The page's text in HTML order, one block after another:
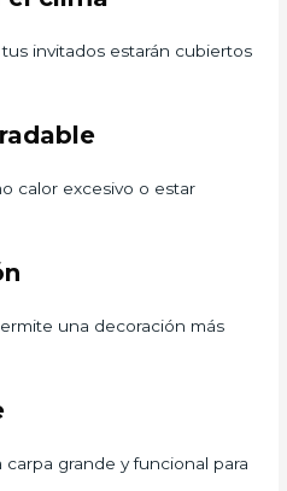
invitados estarán cubiertos
calor excesivo o estar
una decoración más
grande y funcional para